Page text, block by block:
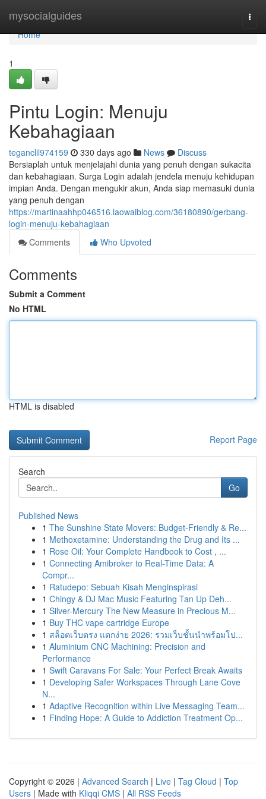
mysocialguides
Home
Home
1
Pintu Login: Menuju
Kebahagiaan
teganclil974159 330 days ago News
Discuss
Bersiaplah untuk menjelajahi dunia yang penuh dengan sukacita
dan kebahagiaan. Surga Login adalah jendela menuju kehidupan
impian Anda. Dengan mengukir akun, Anda siap memasuki dunia
yang penuh dengan
https://martinaahhp046516.laowaiblog.com/36180890/gerbang-
login-menuju-kebahagiaan
Comments
Who Upvoted
Comments
Submit a Comment
No HTML
HTML is disabled
Report Page
Search
Go
Published News
1 The Sunshine State Movers: Budget-Friendly & Re...
1 Methoxetamine: Understanding the Drug and Its ...
1 Rose Oil: Your Complete Handbook to Cost , ...
1 Connecting Amibroker to Real-Time Data: A
Compr...
1 Ratudepo: Sebuah Kisah Menginspirasi
1 Chingy & DJ Mac Music Featuring Tan Up Deh...
1 Silver-Mercury The New Measure in Precious M...
1 Buy THC vape cartridge Europe
1 สล็อตเว็บตรง แตกง่าย 2026: รวมเว็บชั้นนำพร้อมโป...
1 Aluminium CNC Machining: Precision and
Performance
1 Swift Caravans For Sale: Your Perfect Break Awaits
1 Developing Safer Workspaces Through Lane Cove
N...
1 Adaptive Recognition within Live Messaging Team...
1 Finding Hope: A Guide to Addiction Treatment Op...
Copyright © 2026 | Advanced Search | Live | Tag Cloud | Top
Users | Made with Kliqqi CMS | All RSS Feeds